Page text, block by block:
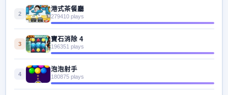
2
港式茶餐廳
279410 plays
3
寶石消除 4
196351 plays
4
泡泡射手
180875 plays